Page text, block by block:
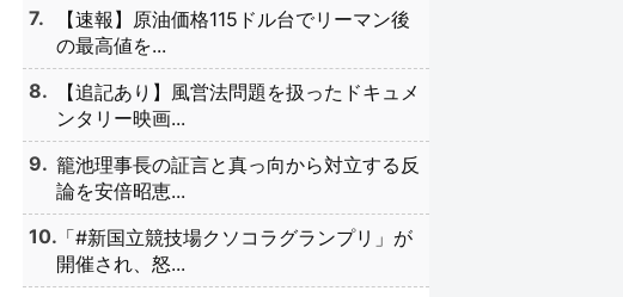
【速報】原油価格115ドル台でリーマン後
の最高値を...
【追記あり】風営法問題を扱ったドキュメ
ンタリー映画...
籠池理事長の証言と真っ向から対立する反
論を安倍昭恵...
「#新国立競技場クソコラグランプリ」が
開催され、怒...